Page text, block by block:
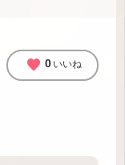
favorite 0 いいね